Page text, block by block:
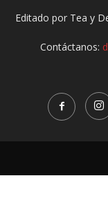
Editado por Tea y
Contáctanos: